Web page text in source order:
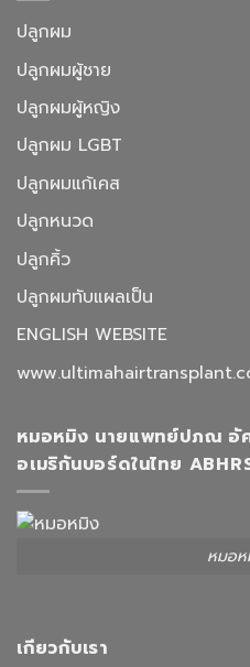
ปลูกผม
ปลูกผมผู้ชาย
ปลูกผมผู้หญิง
ปลูกผม LGBT
ปลูกผมแก้เคส
ปลูกหนวด
ปลูกคิ้ว
ปลูกผมทับแผลเป็น
ENGLISH WEBSITE
หมอหมิง นายแพทย์ปภณ อั
อเมริกันบอร์ดในไทย
หมอ
เกียวกับเรา